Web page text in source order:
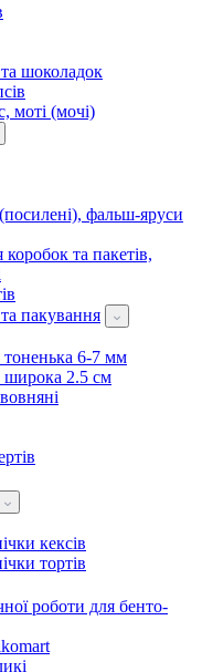
шоколадок
моті (мочі)
фальш-яруси
та пакетів,
пакування
тоненька 6-7 мм
широка 2.5 см
кексів
тортів
роботи для бенто-